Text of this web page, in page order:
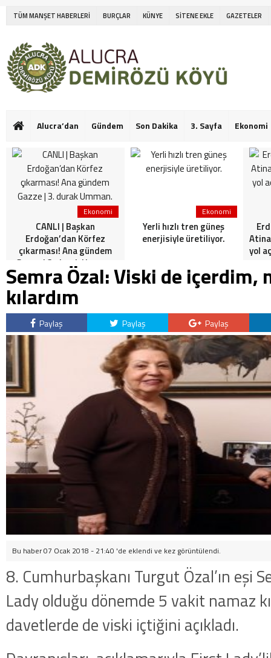
TÜM MANŞET HABERLERİ BURÇLAR KÜNYE SİTENE EKLE GAZETELER
Alucra’dan Gündem Son Dakika 3. Sayfa Ekonomi
Ekonomi
CANLI | Başkan
Erdoğan’dan Körfez
çıkarması! Ana gündem
Gazze | 3. durak Umman.
Ekonomi
Yerli hızlı tren güneş
enerjisiyle üretiliyor.
yol
Semra Özal: Viski de içerdim,
kılardım
Paylaş Paylaş Paylaş
Bu haber 07 Ocak 2018 - 21:40 'de eklendi ve kez görüntülendi.
8. Cumhurbaşkanı Turgut Özal’ın eşi
Lady olduğu dönemde 5 vakit namaz
davetlerde de viski içtiğini açıkladı.